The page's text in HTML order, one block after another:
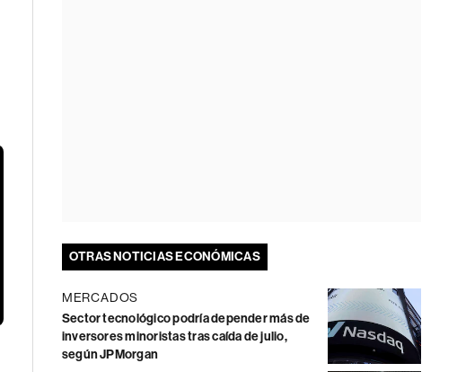
OTRAS NOTICIAS ECONÓMICAS
MERCADOS
Sector tecnológico podría depender más de
inversores minoristas tras caída de julio,
según JPMorgan